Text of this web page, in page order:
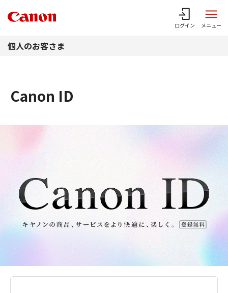
ログイン メニュー
個人のお客さま
Canon ID